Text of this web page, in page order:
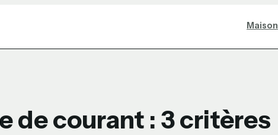
Maison
de courant : 3 critères